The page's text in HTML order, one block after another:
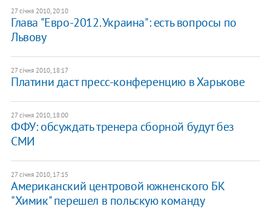
27 січня 2010, 20:10
Глава "Евро-2012. Украина": есть вопросы по
Львову
27 січня 2010, 18:17
Платини даст пресс-конференцию в Харькове
27 січня 2010, 18:00
ФФУ: обсуждать тренера сборной будут без
СМИ
27 січня 2010, 17:15
Американский центровой южненского БК
"Химик" перешел в польскую команду